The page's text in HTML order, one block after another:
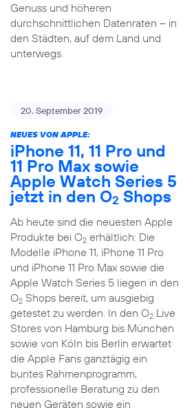
Genuss und höheren
durchschnittlichen Datenraten – in
den Städten, auf dem Land und
unterwegs.
20. September 2019
NEUES VON APPLE:
iPhone 11, 11 Pro und
11 Pro Max sowie
Apple Watch Series 5
jetzt in den O2 Shops
Ab heute sind die neuesten Apple
Produkte bei O2erhältlich: Die
Modelle iPhone 11, iPhone 11 Pro
und iPhone 11 Pro Max sowie die
Apple Watch Series 5 liegen in den
O2Shops bereit, um ausgiebig
getestet zu werden. In den O2Live
Stores von Hamburg bis München
sowie von Köln bis Berlin erwartet
die Apple Fans ganztägig ein
buntes Rahmenprogramm,
professionelle Beratung zu den
neuen Geräten sowie ein